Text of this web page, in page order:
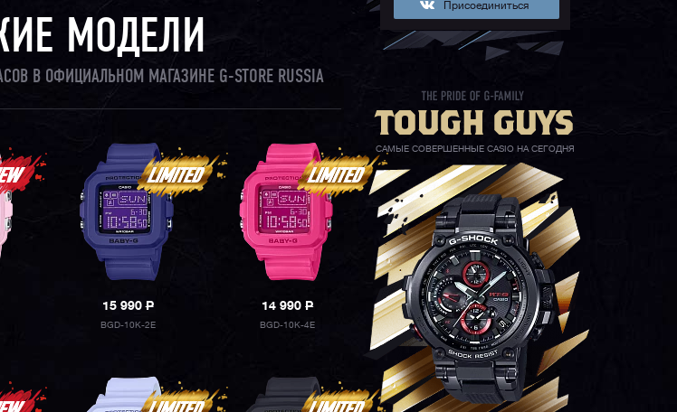
МОДЕЛИ
В ОФИЦИАЛЬНОМ МАГАЗИНЕ G-STORE RUSSIA
15 990P
BGD-10K-2E
14 990P
BGD-10K-4E
Присоединиться
САМЫЕ СОВЕРШЕННЫЕ CASIO НА СЕГОДНЯ